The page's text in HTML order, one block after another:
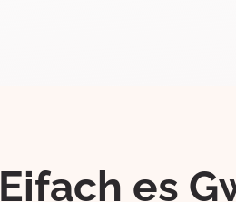
Eifach es